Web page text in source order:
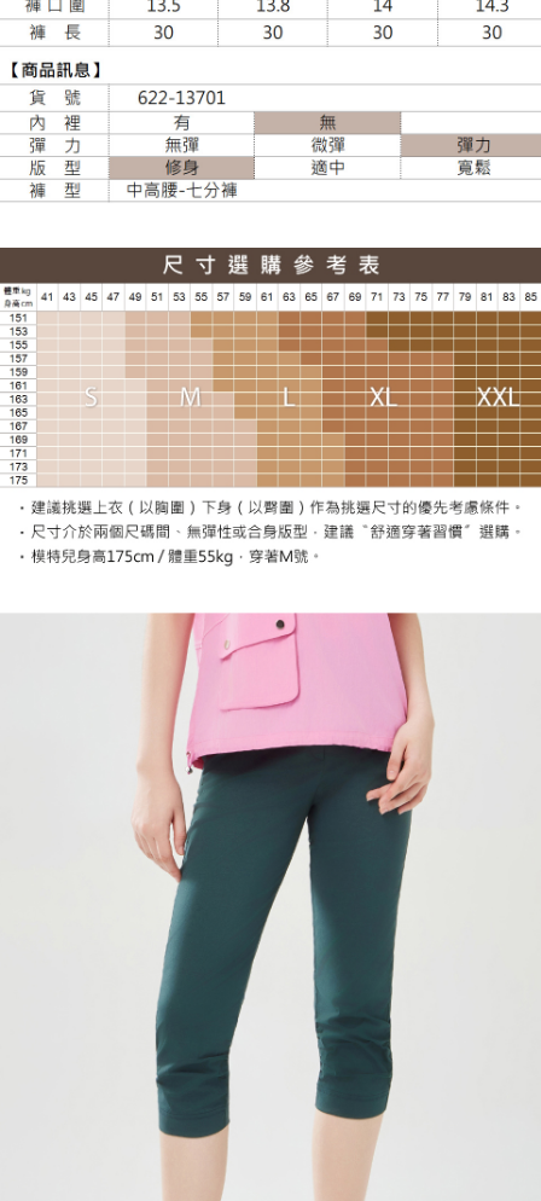
貨到付款
每筆NT$120